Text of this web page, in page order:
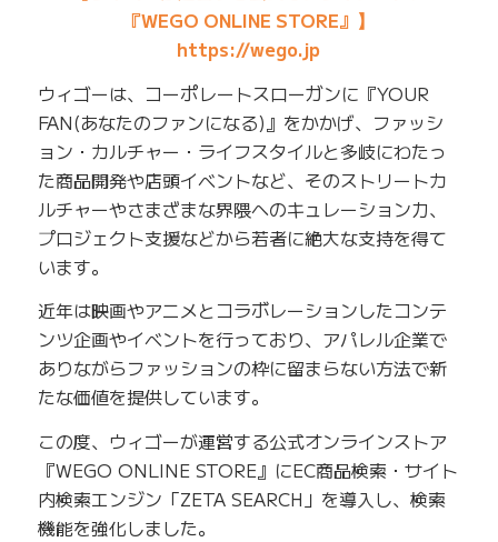
『WEGO ONLINE STORE』】
https://wego.jp
ウィゴーは、コーポレートスローガンに『YOUR
FAN(あなたのファンになる)』をかかげ、ファッシ
ョン・カルチャー・ライフスタイルと多岐にわたっ
た商品開発や店頭イベントなど、そのストリートカ
ルチャーやさまざまな界隈へのキュレーション力、
プロジェクト支援などから若者に絶大な支持を得て
います。
近年は映画やアニメとコラボレーションしたコンテ
ンツ企画やイベントを行っており、アパレル企業で
ありながらファッションの枠に留まらない方法で新
たな価値を提供しています。
この度、ウィゴーが運営する公式オンラインストア
『WEGO ONLINE STORE』にEC商品検索・サイト
内検索エンジン「ZETA SEARCH」を導入し、検索
機能を強化しました。